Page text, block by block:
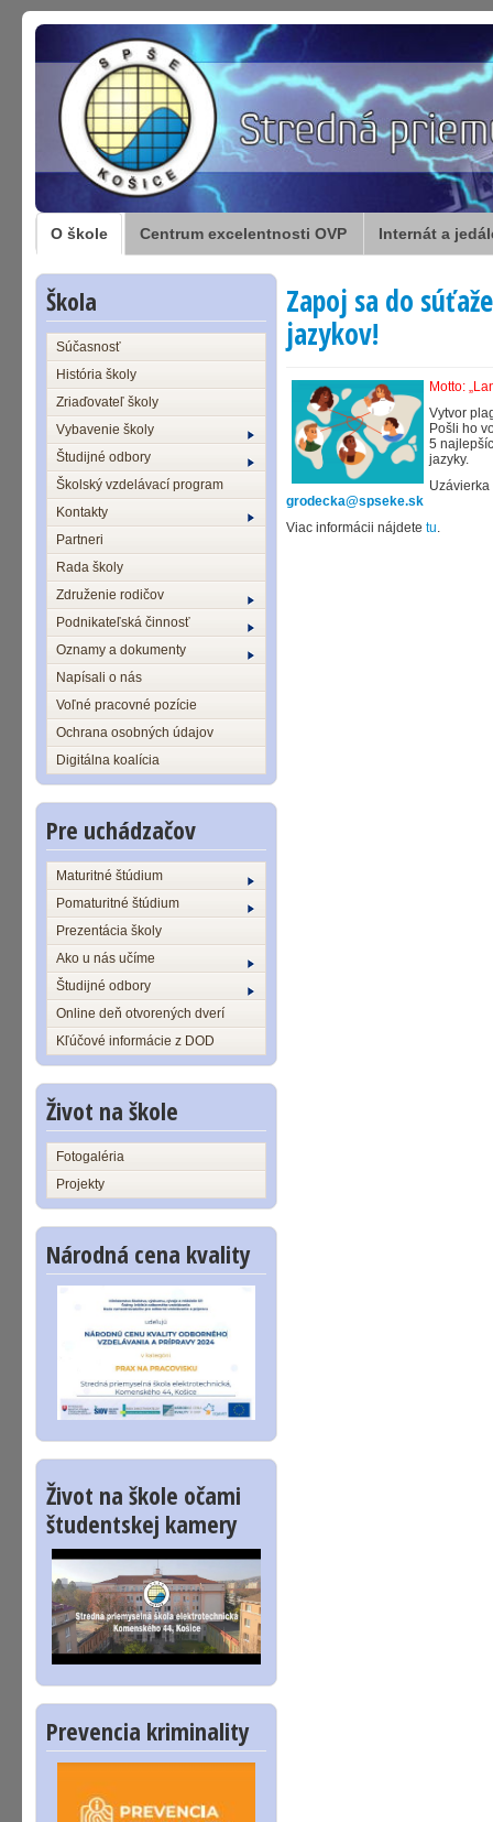
O škole Centrum excelentnosti OVP Internát a
Škola
Súčasnosť
História školy
Zriaďovateľ školy
Vybavenie školy
Študijné odbory
Školský vzdelávací program
Kontakty
Partneri
Rada školy
Združenie rodičov
Podnikateľská činnosť
Oznamy a dokumenty
Napísali o nás
Voľné pracovné pozície
Ochrana osobných údajov
Digitálna koalícia
Pre uchádzačov
Maturitné štúdium
Pomaturitné štúdium
Prezentácia školy
Ako u nás učíme
Študijné odbory
Online deň otvorených dverí
Kľúčové informácie z DOD
Život na škole
Fotogaléria
Projekty
Národná cena kvality
Život na škole očami
študentskej kamery
Prevencia kriminality
Zapoj sa do
jazykov!
Motto:
Vytvor
Pošli ho
5
jazyky.
grodecka@spseke.sk
Viac informácii nájdete tu.